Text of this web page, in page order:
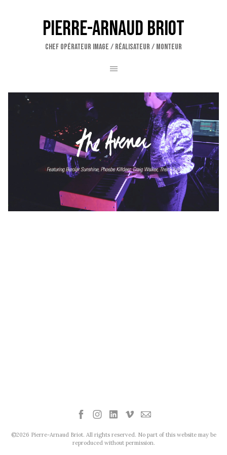
Pierre-Arnaud Briot
CHEF OPÉRATEUR IMAGE / RÉALISATEUR / MONTEUR
©2026 Pierre-Arnaud Briot. All rights reserved. No part of this website may be
reproduced without permission.